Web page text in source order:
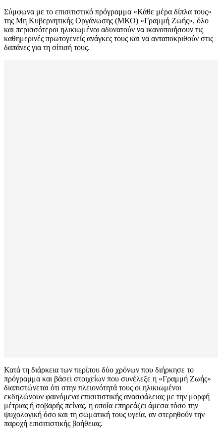
Σύμφωνα με το επισιτιστικό πρόγραμμα «Κάθε μέρα δίπλα τους»
της Μη Κυβερνητικής Οργάνωσης (ΜΚΟ) «Γραμμή Ζωής», όλο
και περισσότεροι ηλικιωμένοι αδυνατούν να ικανοποιήσουν τις
καθημερινές πρωτογενείς ανάγκες τους και να ανταποκριθούν στις
δαπάνες για τη σίτισή τους.
Κατά τη διάρκεια των περίπου δύο χρόνων που διήρκησε το
πρόγραμμα και βάσει στοιχείων που συνέλεξε η «Γραμμή Ζωής»
διαπιστώνεται ότι στην πλειονότητά τους οι ηλικιωμένοι
εκδηλώνουν φαινόμενα επισιτιστικής ανασφάλειας με την μορφή
μέτριας ή σοβαρής πείνας, η οποία επηρεάζει άμεσα τόσο την
ψυχολογική όσο και τη σωματική τους υγεία, αν στερηθούν την
παροχή επισιτιστικής βοήθειας.